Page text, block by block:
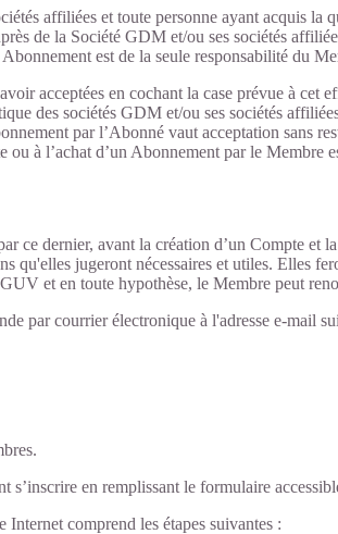
affiliées et toute personne ayant acquis
de la Société GDM et/ou ses sociétés
est de la seule responsabilité du
acceptées en cochant la case prévue à
des sociétés GDM et/ou ses sociétés
par l’Abonné vaut acceptation sans
à l’achat d’un Abonnement par le
ce dernier, avant la création d’un Compte et
qu'elles jugeront nécessaires et utiles. Elles
et en toute hypothèse, le Membre peut
par courrier électronique à l'adresse e-mail
en remplissant le formulaire
comprend les étapes suivantes :